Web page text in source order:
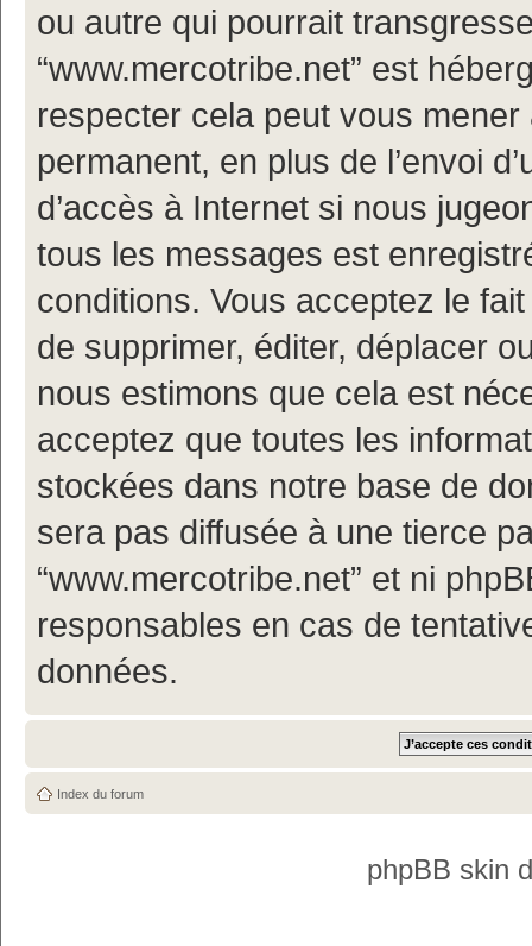
ou autre qui pourrait
“www.mercotribe.net” est
respecter cela peut vous
permanent, en plus de l’envoi
d’accès à Internet si nous
tous les messages est
conditions. Vous acceptez le
de supprimer, éditer, déplacer
nous estimons que cela est
acceptez que toutes les
stockées dans notre base de
sera pas diffusée à une tierce
“www.mercotribe.net” et ni
responsables en cas de
données.
Index du forum
phpBB skin